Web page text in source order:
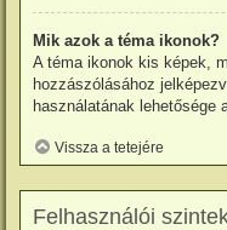
Mik azok a téma ikonok?
A téma ikonok kis képek,
hozzászólásához
használatának lehetősége
Vissza a tetejére
Felhasználói